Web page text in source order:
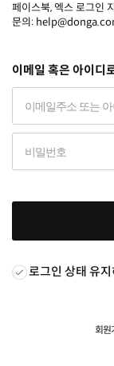
페이스북, 엑스 로그인
문의:
이메일 혹은 아이디
로그인 상태 유지
회원